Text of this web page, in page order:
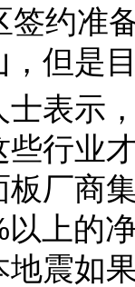
签约准
但是
示，
行业
厂商
上的
震如